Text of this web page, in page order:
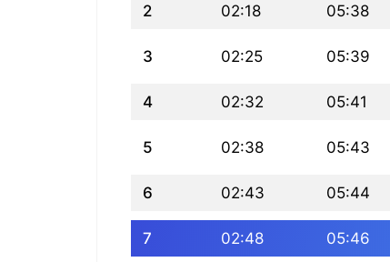
2 02:18 05:38
3 02:25 05:39
4 02:32 05:41
5 02:38 05:43
6 02:43 05:44
7 02:48 05:46